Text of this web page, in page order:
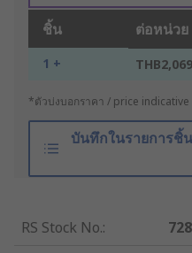
ชิ้น ต่อหน่วย
1 +
*ตัวบ่งบอกราคา / price indicative
บันทึกในรายการชิ้
RS Stock No.: